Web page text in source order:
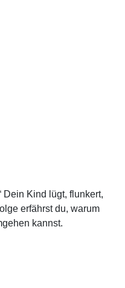
Dein Kind lügt, flunkert,
erfährst du, warum
kannst.